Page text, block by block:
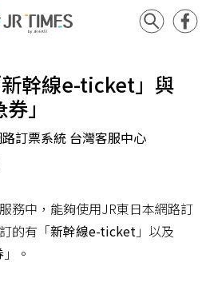
幹線e-ticket」與
」
訂票系統 台灣客服中心
務中，能夠使用JR東日本網路訂
的有「新幹線e-ticket 」以及
」。